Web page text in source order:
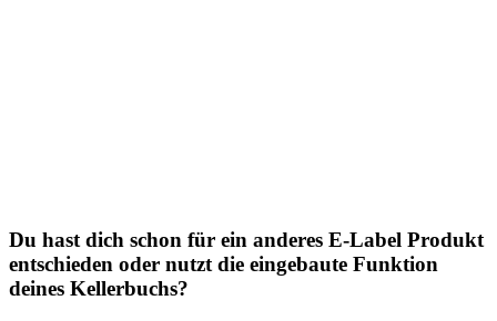
Du hast dich schon für ein anderes E-Label Produkt
entschieden oder nutzt die eingebaute Funktion
deines Kellerbuchs?